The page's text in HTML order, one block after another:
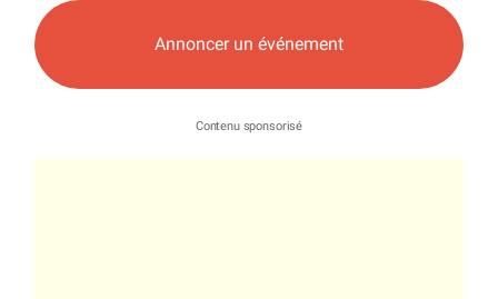
Annoncer un événement